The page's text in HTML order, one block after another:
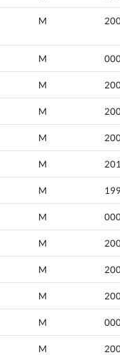
M
M
M
M
M
M
M
M
M
M
M
M
M